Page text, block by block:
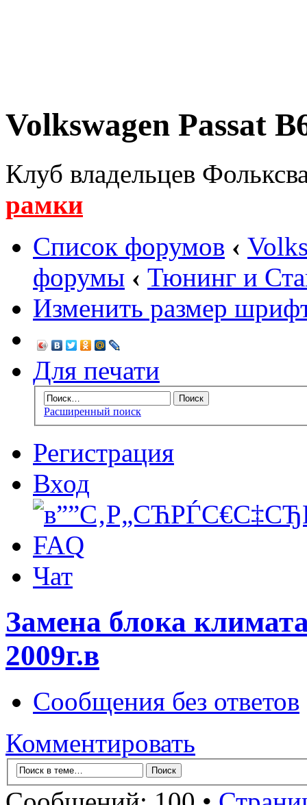
Volkswagen Passat
Клуб владельцев
рамки
Список форумов ‹
форумы ‹ Тюнинг и
Изменить размер
Для печати
Расширенный поиск
Регистрация
Вход
FAQ
Чат
Замена блока
2009г.в
Сообщения без ответов
Комментировать